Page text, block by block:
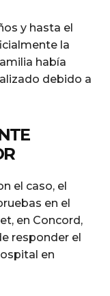
y hasta el
la
había
debido a
el caso, el
en el
en Concord,
responder el
en